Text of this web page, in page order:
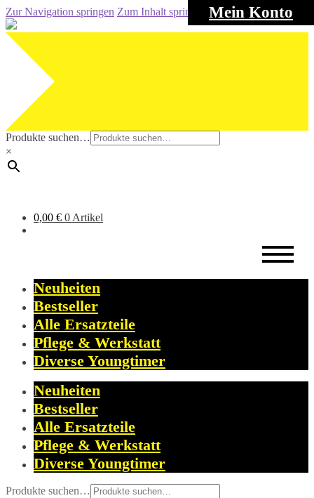
Mein Konto
Zur Navigation springen Zum Inhalt springen
Produkte suchen…
×
0,00 € 0 Artikel
Neuheiten
Bestseller
Alle Ersatzteile
Pflege & Werkstatt
Diverse Youngtimer
Neuheiten
Bestseller
Alle Ersatzteile
Pflege & Werkstatt
Diverse Youngtimer
Produkte suchen…